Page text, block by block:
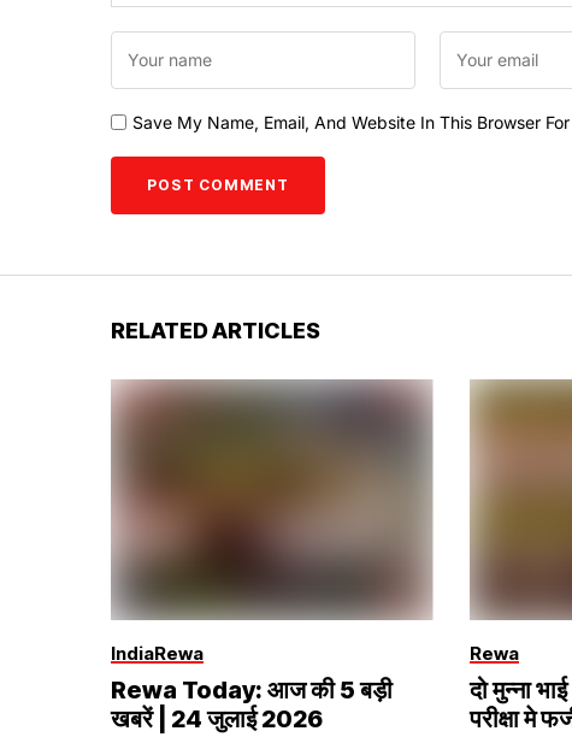
Save My Name, Email, And Website In This Browser
RELATED ARTICLES
IndiaRewa
Rewa Today: आज की 5 बड़ी
खबरें | 24 जुलाई 2026
Rewa
दो मुन्ना
परीक्षा मे